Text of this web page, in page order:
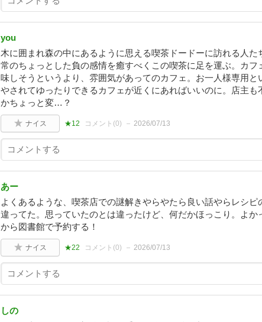
you
木に囲まれ森の中にあるように思える喫茶ドードーに訪れる人た
常のちょっとした負の感情を癒すべくこの喫茶に足を運ぶ。カフ
味しそうというより、雰囲気があってのカフェ。お一人様専用と
やされてゆったりできるカフェが近くにあればいいのに。店主
かちょっと変…？
ナイス ★12 コメント(0) 2026/07/13
あー
よくあるような、喫茶店での謎解きやらやたら良い話やらレシピ
違ってた。思っていたのとは違ったけど、何だかほっこり。よか
から図書館で予約する！
ナイス ★22 コメント(0) 2026/07/13
しの